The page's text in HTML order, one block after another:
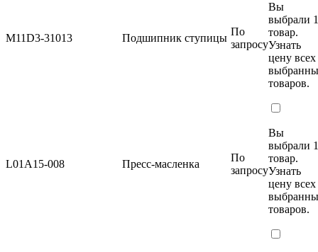
M11D3-31013 Подшипник ступицы
По
запросу
Вы
выбрали 1
товар.
Узнать
цену всех
товаров.
L01A15-008 Пресс-масленка
По
запросу
Вы
выбрали 1
товар.
Узнать
цену всех
товаров.